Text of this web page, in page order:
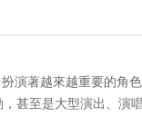
演著越來越重要的角
甚至是大型演出、演